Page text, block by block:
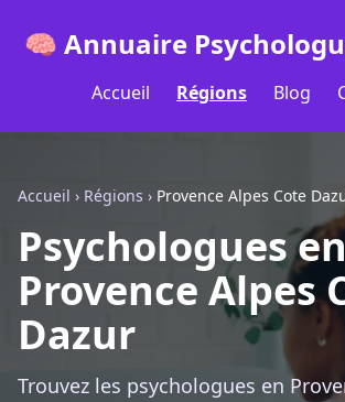
🧠 Annuaire
Accueil Régions Blog
Accueil › Régions › Provence Alpes Cote
Psychologues
Provence Alpes
Dazur
Trouvez les psychologues en